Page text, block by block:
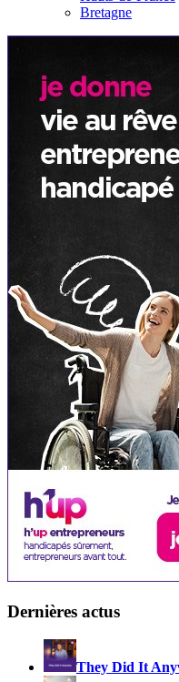
Bretagne
Dernières actus
They Did It